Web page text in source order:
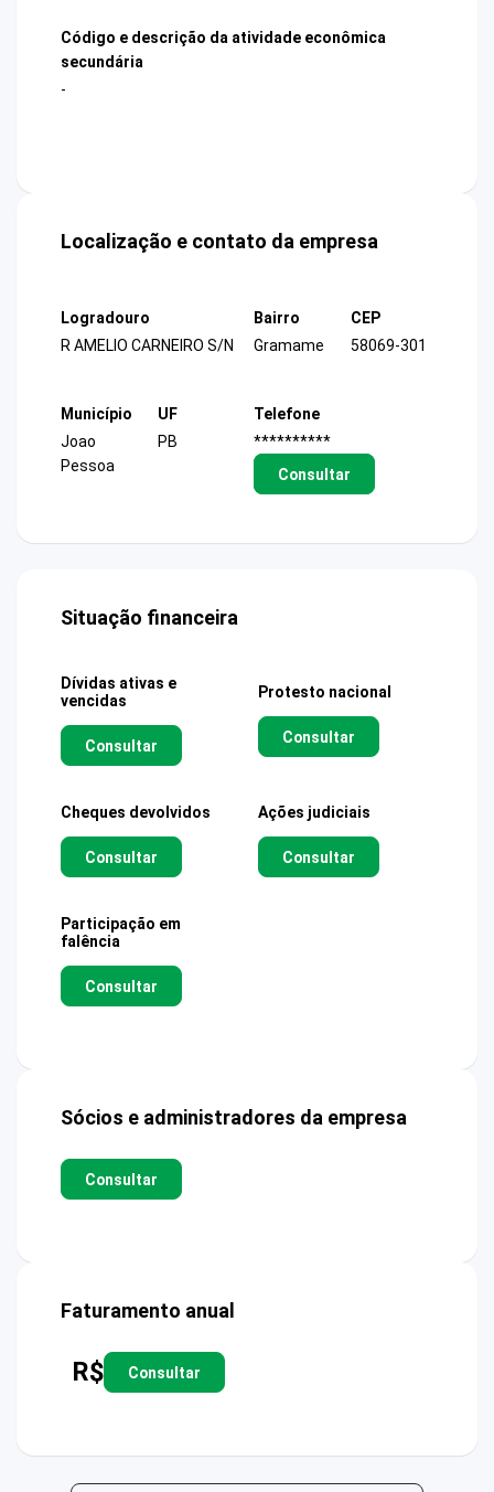
Código e descrição da atividade econômica
secundária
-
Localização e contato da empresa
Logradouro
R AMELIO CARNEIRO S/N
Bairro
Gramame
CEP
58069-301
Município
Joao
Pessoa
UF
PB
Telefone
**********
Consultar
Situação financeira
Dívidas ativas e
vencidas
Consultar
Protesto nacional
Consultar
Cheques devolvidos
Consultar
Ações judiciais
Consultar
Participação em
falência
Consultar
Sócios e administradores da empresa
Consultar
Faturamento anual
R$ Consultar